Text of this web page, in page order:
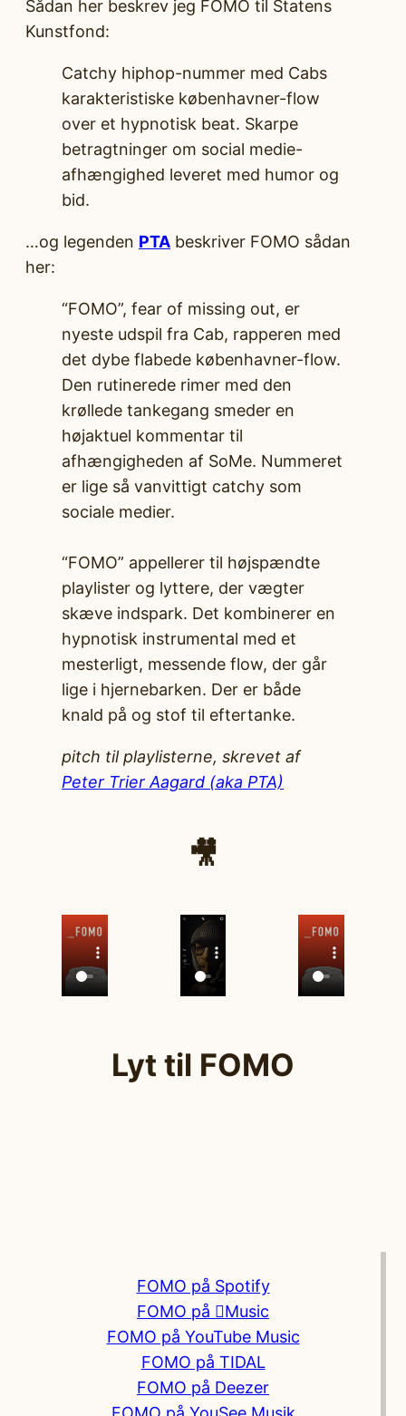
Sådan her beskrev jeg FOMO til Statens
Kunstfond:
Catchy hiphop-nummer med Cabs
karakteristiske københavner-flow
over et hypnotisk beat. Skarpe
betragtninger om social medie-
afhængighed leveret med humor og
bid.
…og legenden PTA beskriver FOMO sådan
her:
“FOMO”, fear of missing out, er
nyeste udspil fra Cab, rapperen med
det dybe flabede københavner-flow.
Den rutinerede rimer med den
krøllede tankegang smeder en
højaktuel kommentar til
afhængigheden af SoMe. Nummeret
er lige så vanvittigt catchy som
sociale medier.
“FOMO” appellerer til højspændte
playlister og lyttere, der vægter
skæve indspark. Det kombinerer en
hypnotisk instrumental med et
mesterligt, messende flow, der går
lige i hjernebarken. Der er både
knald på og stof til eftertanke.
pitch til playlisterne, skrevet af
Peter Trier Aagard (aka PTA)
🎥
Lyt til FOMO
FOMO på Spotify
FOMO på Music
FOMO på YouTube Music
FOMO på TIDAL
FOMO på Deezer